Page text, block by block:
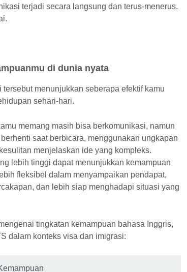
terjadi secara langsung dan terus-menerus.
di dunia nyata
menunjukkan seberapa efektif kamu
sehari-hari.
memang masih bisa berkomunikasi, namun
saat berbicara, menggunakan ungkapan
menjelaskan ide yang kompleks.
lebih tinggi dapat menunjukkan kemampuan
fleksibel dalam menyampaikan pendapat,
dan lebih siap menghadapi situasi yang
tingkatan kemampuan bahasa Inggris,
dalam konteks visa dan imigrasi: